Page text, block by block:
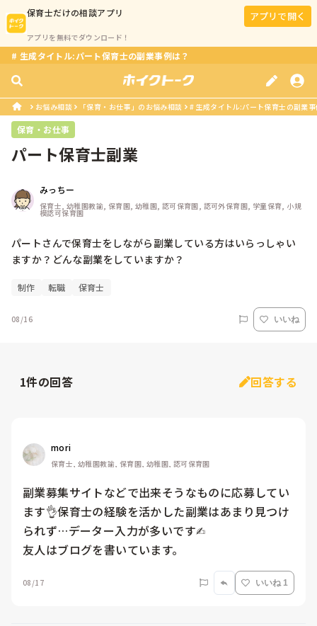
保育士だけの相談アプリ
アプリを無料でダウンロード！
アプリで開く
# 生成タイトル:パート保育士の副業事例は？
お悩み相談 「保育・お仕事」のお悩み相談 # 生成タイトル:パート保育士の副業
保育・お仕事
パート保育士副業
みっちー
保育士, 幼稚園教諭, 保育園, 幼稚園, 認可保育園, 認可外保育園, 学童保育, 小規
模認可保育園
パートさんで保育士をしながら副業している方はいらっしゃい
ますか？どんな副業をしていますか？
制作 転職 保育士
08/16 いいね
1件の回答 回答する
mori
保育士, 幼稚園教諭, 保育園, 幼稚園, 認可保育園
副業募集サイトなどで出来そうなものに応募してい
ます👌保育士の経験を活かした副業はあまり見つけ
られず…データー入力が多いです✍︎
友人はブログを書いています。
08/17 いいね 1